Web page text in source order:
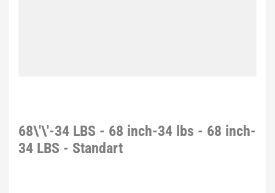
68\'\'-34 LBS - 68 inch-34 lbs - 68 inch-
34 LBS - Standart